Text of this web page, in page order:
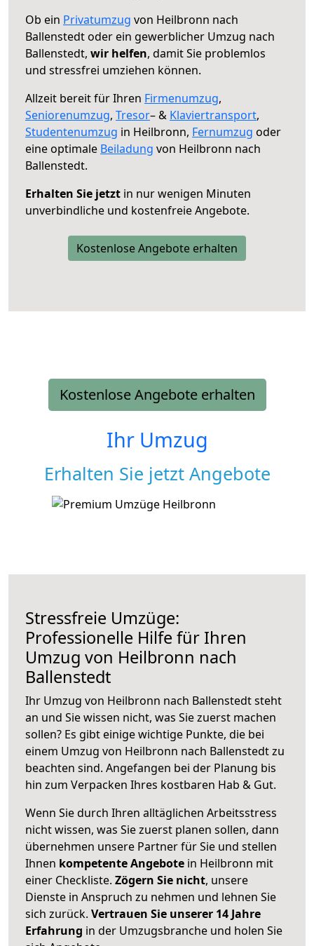
Ob ein Privatumzug von Heilbronn nach
Ballenstedt oder ein gewerblicher Umzug nach
Ballenstedt, wir helfen, damit Sie problemlos
und stressfrei umziehen können.
Allzeit bereit für Ihren Firmenumzug,
Seniorenumzug, Tresor– & Klaviertransport,
Studentenumzug in Heilbronn, Fernumzug oder
eine optimale Beiladung von Heilbronn nach
Ballenstedt.
Erhalten Sie jetzt in nur wenigen Minuten
unverbindliche und kostenfreie Angebote.
Kostenlose Angebote erhalten
Kostenlose Angebote erhalten
Ihr Umzug
Erhalten Sie jetzt Angebote
Stressfreie Umzüge:
Professionelle Hilfe für Ihren
Umzug von Heilbronn nach
Ballenstedt
Ihr Umzug von Heilbronn nach Ballenstedt steht
an und Sie wissen nicht, was Sie zuerst machen
sollen? Es gibt einige wichtige Punkte, die bei
einem Umzug von Heilbronn nach Ballenstedt zu
beachten sind. Angefangen bei der Planung bis
hin zum Verpacken Ihres kostbaren Hab & Gut.
Wenn Sie durch Ihren alltäglichen Arbeitsstress
nicht wissen, was Sie zuerst planen sollen, dann
übernehmen unsere Partner für Sie und stellen
Ihnen kompetente Angebote in Heilbronn mit
einer Checkliste. Zögern Sie nicht, unsere
Dienste in Anspruch zu nehmen und lehnen Sie
sich zurück. Vertrauen Sie unserer 14 Jahre
Erfahrung in der Umzugsbranche und holen Sie